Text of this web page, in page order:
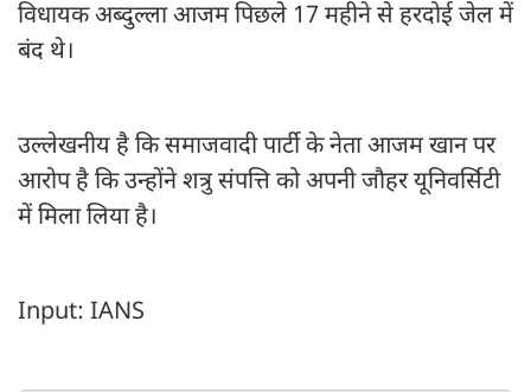
विधायक अब्दुल्ला आजम पिछले 17 महीने से हरदोई जेल में
बंद थे।
उल्लेखनीय है कि समाजवादी पार्टी के नेता आजम खान पर
आरोप है कि उन्होंने शत्रु संपत्ति को अपनी जौहर यूनिवर्सिटी
में मिला लिया है।
Input: IANS